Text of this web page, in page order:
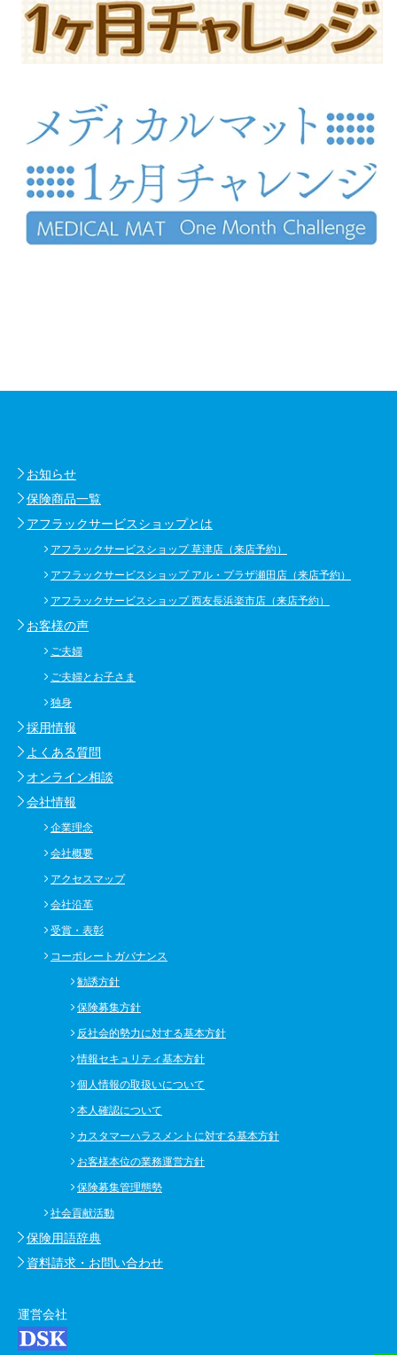
お知らせ
保険商品一覧
アフラックサービスショップとは
アフラックサービスショップ 草津店（来店予約）
アフラックサービスショップ アル・プラザ瀬田店（来店予約）
アフラックサービスショップ 西友長浜楽市店（来店予約）
お客様の声
ご夫婦
ご夫婦とお子さま
独身
採用情報
よくある質問
オンライン相談
会社情報
企業理念
会社概要
アクセスマップ
会社沿革
受賞・表彰
コーポレートガバナンス
勧誘方針
保険募集方針
反社会的勢力に対する基本方針
情報セキュリティ基本方針
個人情報の取扱いについて
本人確認について
カスタマーハラスメントに対する基本方針
お客様本位の業務運営方針
保険募集管理態勢
社会貢献活動
保険用語辞典
資料請求・お問い合わせ
運営会社